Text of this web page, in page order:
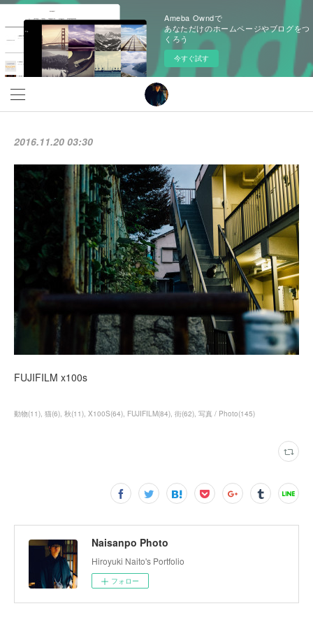
Ameba Owndで
あなただけのホームページやブログをつ
くろう
今すぐ試す
2016.11.20 03:30
FUJIFILM x100s
動物(11) 猫(6) 秋(11) X100S(64) FUJIFILM(84) 街(62) 写真 / Photo(145)
Naisanpo Photo
Hiroyuki Naito's Portfolio
フォロー